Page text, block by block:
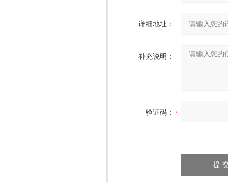
详细地址：
补充说明：
验证码：